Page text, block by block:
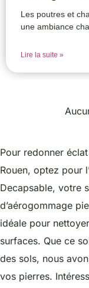
Les poutres et
une ambiance
Lire la suite »
Pour redonner
Rouen, optez pour
Decapsable, votre
d’aérogommage
idéale pour
surfaces. Que ce
des sols, nous
vos pierres.